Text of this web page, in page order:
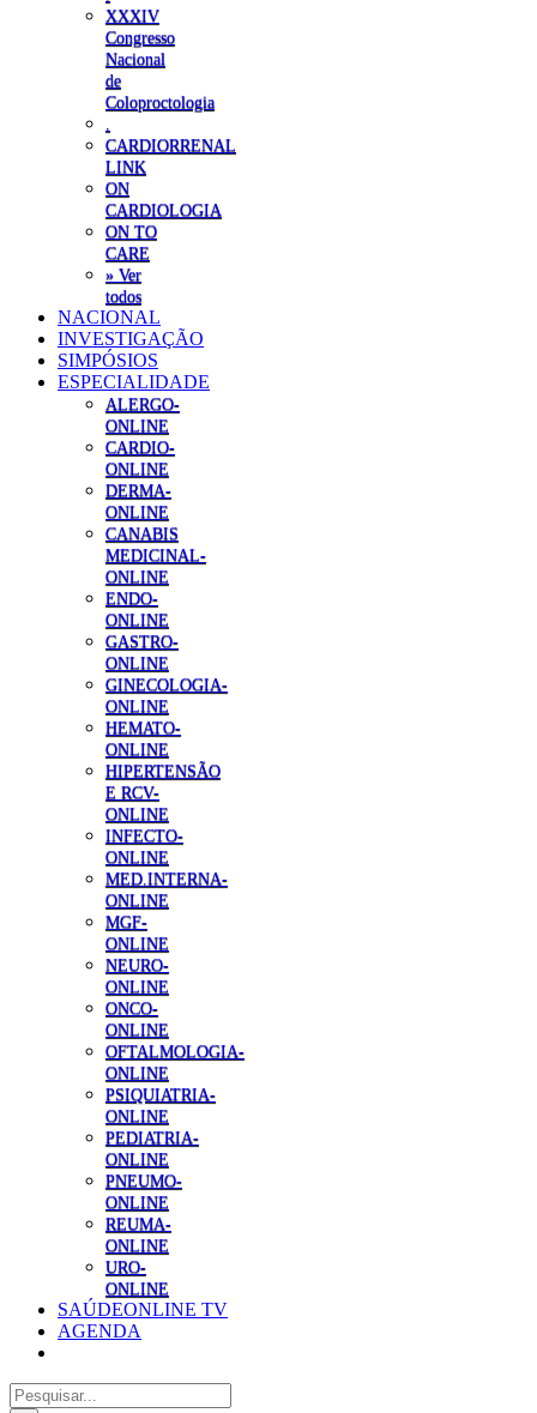
XXXIV
Congresso
Nacional
de
Coloproctologia
CARDIORRENAL
LINK
ON
CARDIOLOGIA
ON TO
CARE
» Ver
todos
NACIONAL
INVESTIGAÇÃO
SIMPÓSIOS
ESPECIALIDADE
ALERGO-
ONLINE
CARDIO-
ONLINE
DERMA-
ONLINE
CANABIS
MEDICINAL-
ONLINE
ENDO-
ONLINE
GASTRO-
ONLINE
GINECOLOGIA-
ONLINE
HEMATO-
ONLINE
HIPERTENSÃO
E RCV-
ONLINE
INFECTO-
ONLINE
MED.INTERNA-
ONLINE
MGF-
ONLINE
NEURO-
ONLINE
ONCO-
ONLINE
OFTALMOLOGIA-
ONLINE
PSIQUIATRIA-
ONLINE
PEDIATRIA-
ONLINE
PNEUMO-
ONLINE
REUMA-
ONLINE
URO-
ONLINE
SAÚDEONLINE TV
AGENDA
Pesquisar